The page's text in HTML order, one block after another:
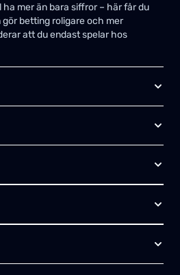
mer än bara siffror – här får du
betting roligare och mer
att du endast spelar hos